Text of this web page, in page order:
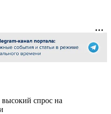
высокий спрос на